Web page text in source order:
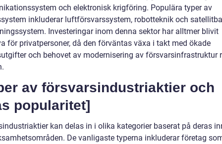
och elektronisk krigföring. Populära typer av
inkluderar luftförsvarssystem, robotteknik och
Investeringar inom denna sektor har alltmer blivit
för privatpersoner, då den förväntas växa i takt med ökade
och behovet av modernisering av försvarsinfrastruktur
av försvarsindustriaktier och
popularitet]
kan delas in i olika kategorier baserat på deras
De vanligaste typerna inkluderar företag